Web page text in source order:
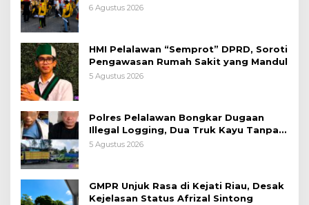
6 Agustus 2026
HMI Pelalawan “Semprot” DPRD, Soroti
Pengawasan Rumah Sakit yang Mandul
5 Agustus 2026
Polres Pelalawan Bongkar Dugaan
Illegal Logging, Dua Truk Kayu Tanpa
Dokumen Diamankan
5 Agustus 2026
GMPR Unjuk Rasa di Kejati Riau, Desak
Kejelasan Status Afrizal Sintong